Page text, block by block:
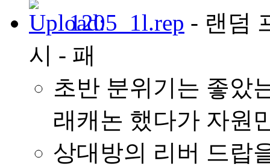
1205_1l.rep - 랜덤
시 - 패
초반 분위기는 좋았
래캐논 했다가 자원
상대방의 리버 드랍